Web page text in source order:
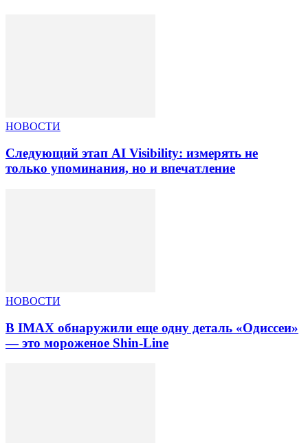
НОВОСТИ
Следующий этап AI Visibility: измерять не
только упоминания, но и впечатление
НОВОСТИ
В IMAX обнаружили еще одну деталь «Одиссеи»
— это мороженое Shin-Line